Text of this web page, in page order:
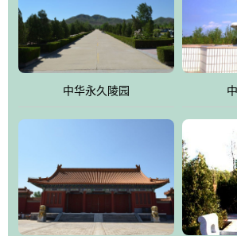
势如宏，是华北地区最大的平川式墓园，陵
体吸取现代园林艺术之精华
中华永久陵园